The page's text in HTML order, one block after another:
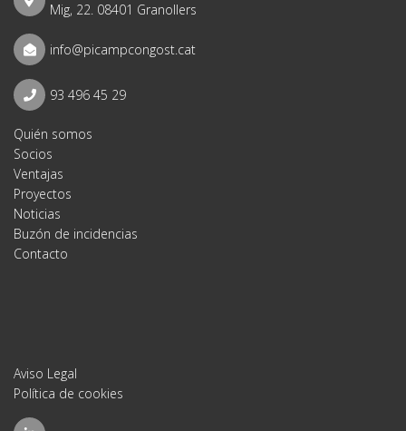
Mig, 22. 08401 Granollers
info@picampcongost.cat
93 496 45 29
Quién somos
Socios
Ventajas
Proyectos
Noticias
Buzón de incidencias
Contacto
Aviso Legal
Política de cookies